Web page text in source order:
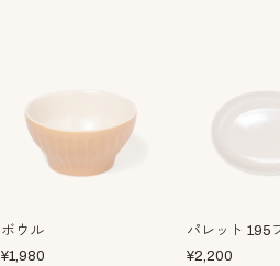
ボウル
¥1,980
パレット 195
¥2,200